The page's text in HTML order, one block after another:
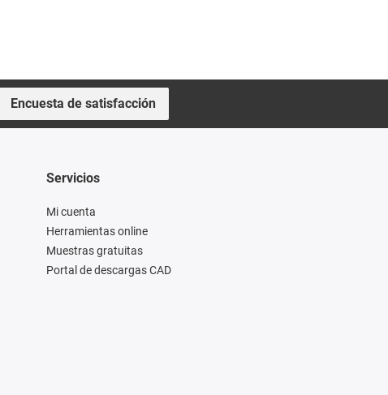
Encuesta de satisfacción
Servicios
Mi cuenta
Herramientas online
Muestras gratuitas
Portal de descargas CAD